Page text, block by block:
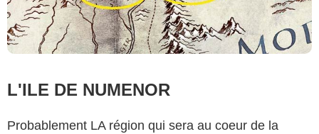
L'ILE DE NUMENOR
Probablement LA région qui sera au coeur de la